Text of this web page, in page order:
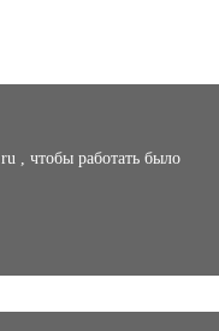
, чтобы работать было